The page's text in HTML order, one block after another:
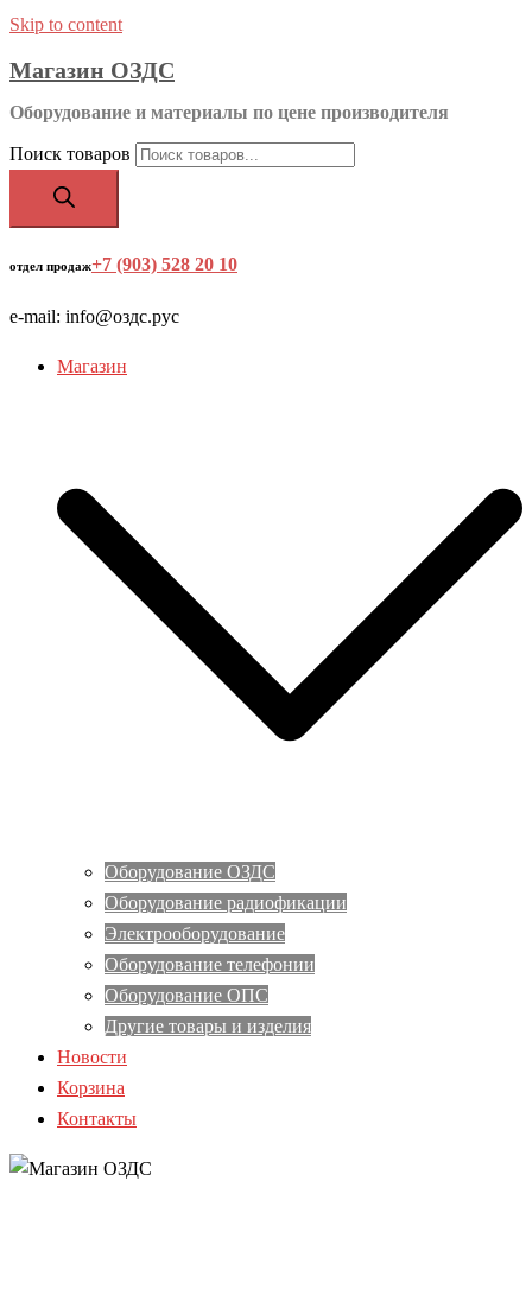
Skip to content
Магазин ОЗДС
Оборудование и материалы по цене производителя
Поиск товаров
отдел продаж+7 (903) 528 20 10
e-mail: info@оздс.рус
Магазин
Оборудование ОЗДС
Оборудование радиофикации
Электрооборудование
Оборудование телефонии
Оборудование ОПС
Другие товары и изделия
Новости
Корзина
Контакты